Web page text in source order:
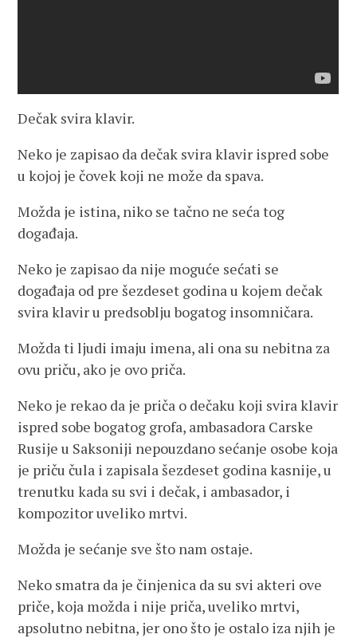
Dečak svira klavir.
Neko je zapisao da dečak svira klavir ispred sobe
u kojoj je čovek koji ne može da spava.
Možda je istina, niko se tačno ne seća tog
događaja.
Neko je zapisao da nije moguće sećati se
događaja od pre šezdeset godina u kojem dečak
svira klavir u predsoblju bogatog insomničara.
Možda ti ljudi imaju imena, ali ona su nebitna za
ovu priču, ako je ovo priča.
Neko je rekao da je priča o dečaku koji svira klavir
ispred sobe bogatog grofa, ambasadora Carske
Rusije u Saksoniji nepouzdano sećanje osobe koja
je priču čula i zapisala šezdeset godina kasnije, u
trenutku kada su svi i dečak, i ambasador, i
kompozitor uveliko mrtvi.
Možda je sećanje sve što nam ostaje.
Neko smatra da je činjenica da su svi akteri ove
priče, koja možda i nije priča, uveliko mrtvi,
apsolutno nebitna, jer ono što je ostalo iza njih je